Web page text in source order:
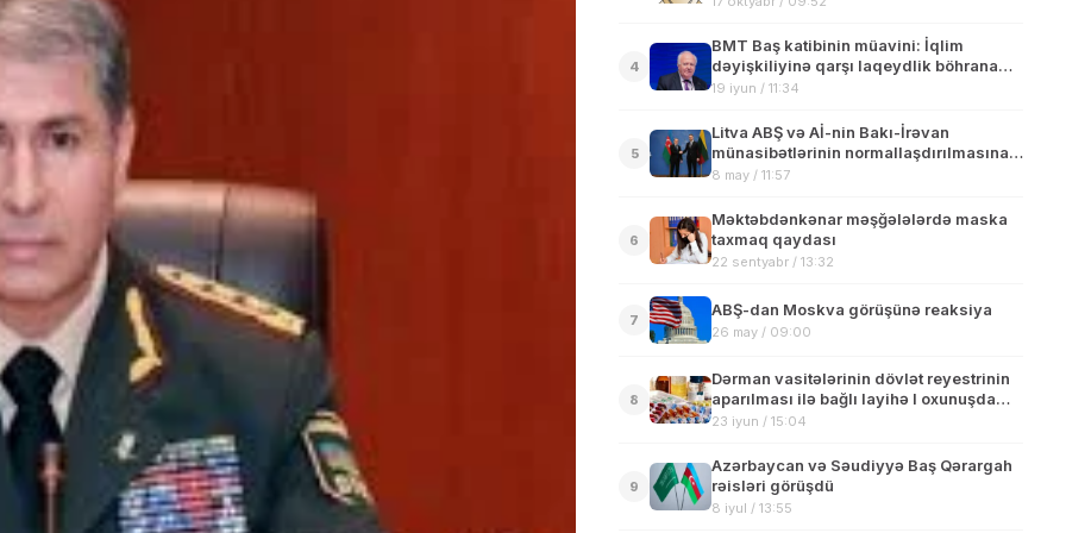
4
BMT Baş katibinin müavini: İqlim
dəyişkiliyinə qarşı laqeydlik böhrana
səbəb olur
19 iyun / 11:34
5
Litva ABŞ və Aİ-nin Bakı-İrəvan
münasibətlərinin normallaşdırılmasına
yönəlmiş səylərini dəstəkləyir
8 may / 11:57
6
Məktəbdənkənar məşğələlərdə maska
taxmaq qaydası
22 sentyabr / 13:32
7
ABŞ-dan Moskva görüşünə reaksiya
26 may / 09:00
8
Dərman vasitələrinin dövlət reyestrinin
aparılması ilə bağlı layihə I oxunuşda
qəbul edilib
23 iyun / 15:04
9
Azərbaycan və Səudiyyə Baş Qərargah
rəisləri görüşdü
8 iyul / 13:55